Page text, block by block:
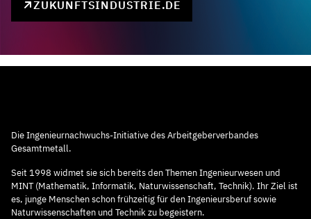
ZUKUNFTSINDUSTRIE.DE
Die Ingenieurnachwuchs-Initiative des Arbeitgeberverbandes
Gesamtmetall.
Seit 1998 widmet sie sich bereits den Themen Ingenieurwesen und
MINT (Mathematik, Informatik, Naturwissenschaft, Technik). Ihr Ziel ist
es, junge Menschen schon frühzeitig für den Ingenieursberuf sowie
Naturwissenschaften und Technik zu begeistern.